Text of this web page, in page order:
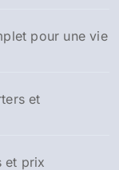
pour une vie
et
et prix